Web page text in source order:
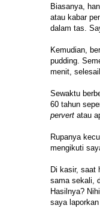
Biasanya,
atau kabar
dalam tas.
Kemudian,
pudding.
menit,
Sewaktu
60 tahun
pervert atau
Rupanya
mengikuti
Di kasir, saat
sama sekali,
Hasilnya?
saya